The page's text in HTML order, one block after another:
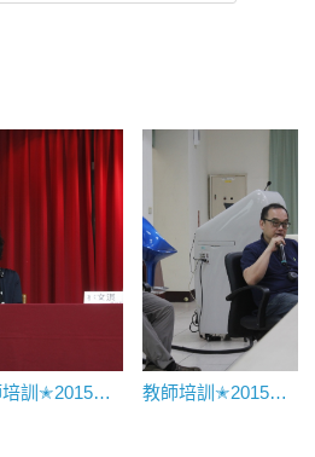
教師培訓✭2015與導演對話——《念念》 教師培訓✭2015與導演對話——《行動代號孫中山》